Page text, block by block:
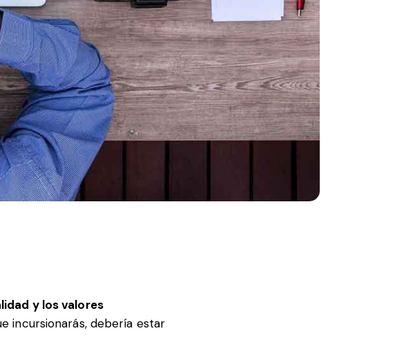
y los valores
incursionarás, debería estar